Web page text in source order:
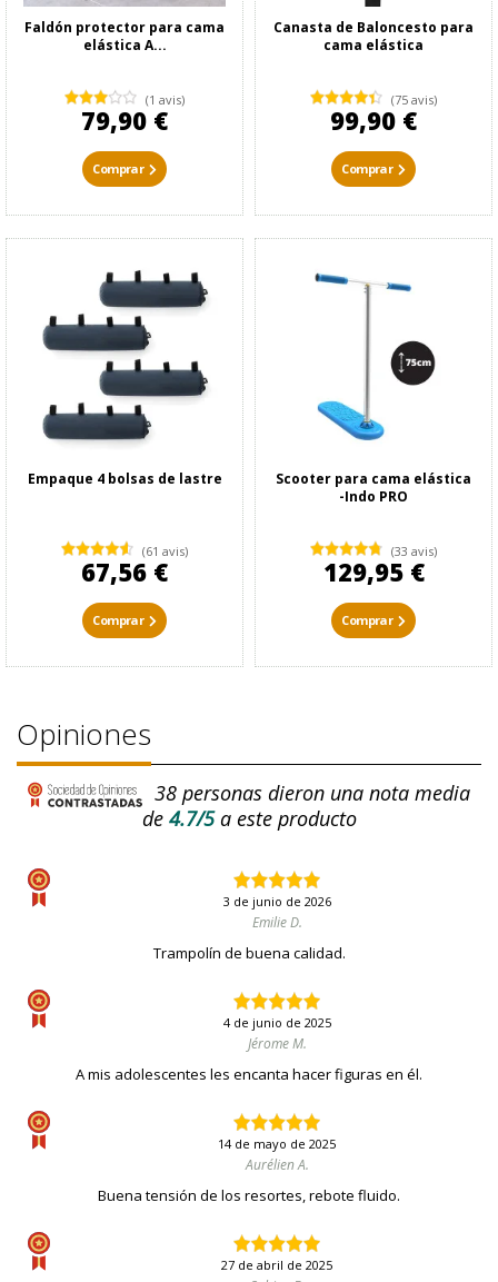
Faldón protector para cama
elástica A...
(1 avis)
79,90 €
Comprar
Canasta de Baloncesto para
cama elástica
(75 avis)
99,90 €
Comprar
Empaque 4 bolsas de lastre
(61 avis)
67,56 €
Comprar
Scooter para cama elástica
-Indo PRO
(33 avis)
129,95 €
Comprar
Opiniones
38 personas dieron una nota media
de4.7/5a este producto
3 de junio de 2026
Emilie D.
Trampolín de buena calidad.
4 de junio de 2025
Jérome M.
A mis adolescentes les encanta hacer figuras en él.
14 de mayo de 2025
Aurélien A.
Buena tensión de los resortes, rebote fluido.
27 de abril de 2025